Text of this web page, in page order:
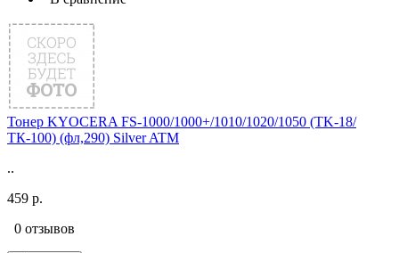
Тонер KYOCERA FS-1000/1000+/1010/1020/1050 (TK-18/
ТК-100) (фл,290) Silver ATM
..
459 р.
0 отзывов